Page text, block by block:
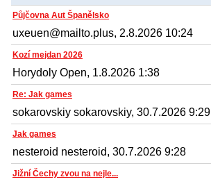
Půjčovna Aut Španělsko
uxeuen@mailto.plus, 2.8.2026 10:24
Kozí mejdan 2026
Horydoly Open, 1.8.2026 1:38
Re: Jak games
sokarovskiy sokarovskiy, 30.7.2026 9:29
Jak games
nesteroid nesteroid, 30.7.2026 9:28
Jižní Čechy zvou na nejle...